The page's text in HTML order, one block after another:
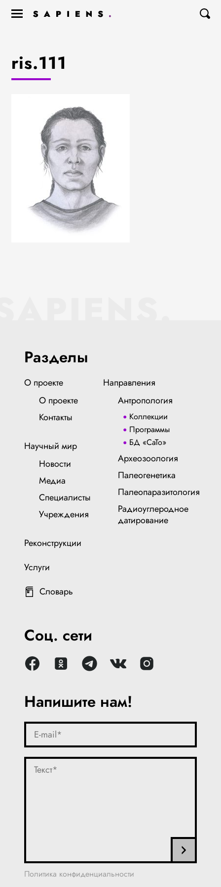
ris.111
Напишите нам!
Политика конфиденциальности
Разделы
О проекте
О проекте
Контакты
Научный мир
Новости
Медиа
Специалисты
Учреждения
Реконструкции
Услуги
Словарь
Направления
Антропология
Коллекции
Программы
БД «СаТо»
Археозоология
Палеогенетика
Палеопаразитология
Радиоуглеродное
датирование
Соц. сети